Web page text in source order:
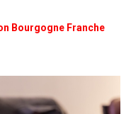
Bourgogne Franche